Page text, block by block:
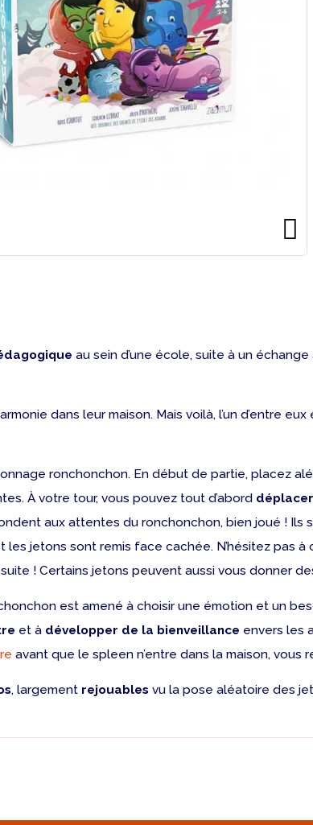
au sein d’une école, suite à un
dans leur maison. Mais voilà, l’un d’entre
ronchonchon. En début de partie, placez
À votre tour, vous pouvez tout d’abord
aux attentes du ronchonchon, bien joué ! Ils
les jetons sont remis face cachée. N’hésitez pas
! Certains jetons peuvent aussi vous donner
est amené à choisir une émotion et un
et à développer de la bienveillance envers les
avant que le spleen n’entre dans la maison,
, largement rejouables vu la pose aléatoire des